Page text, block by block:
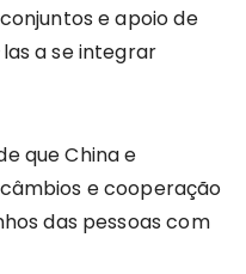
e apoio de
a se integrar
que China e
e cooperação
das pessoas com